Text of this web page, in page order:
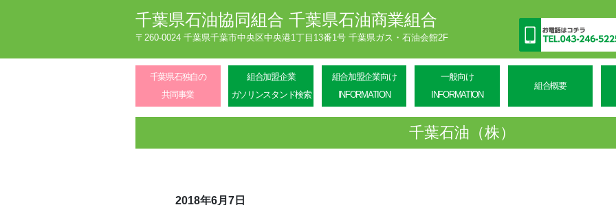
千葉県石油協同組合 千葉県石油商業組合
〒260-0024 千葉県千葉市中央区中央港1丁目13番1号 千葉県ガス・石油会館2F
千葉県石独自の
共同事業
組合加盟企業
ガソリンスタンド検索
組合加盟企業向け
INFORMATION
一般向け
INFORMATION
組合概要
千葉石油（株）
2018年6月7日